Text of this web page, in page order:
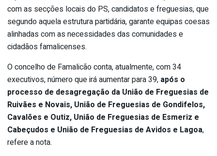
com as secções locais do PS, candidatos e freguesias, que
segundo aquela estrutura partidária, garante equipas coesas
alinhadas com as necessidades das comunidades e
cidadãos famalicenses.
O concelho de Famalicão conta, atualmente, com 34
executivos, número que irá aumentar para 39, após o
processo de desagregação da União de Freguesias de
Ruivães e Novais, União de Freguesias de Gondifelos,
Cavalões e Outiz, União de Freguesias de Esmeriz e
Cabeçudos e União de Freguesias de Avidos e Lagoa,
refere a nota.